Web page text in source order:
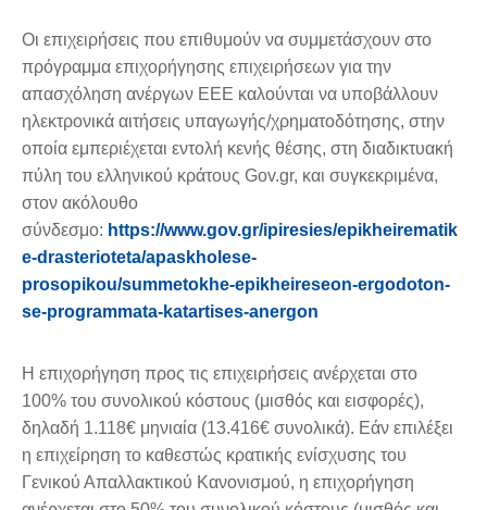
Οι επιχειρήσεις που επιθυμούν να συμμετάσχουν στο
πρόγραμμα επιχορήγησης επιχειρήσεων για την
απασχόληση ανέργων ΕΕΕ καλούνται να υποβάλλουν
ηλεκτρονικά αιτήσεις υπαγωγής/χρηματοδότησης, στην
οποία εμπεριέχεται εντολή κενής θέσης, στη διαδικτυακή
πύλη του ελληνικού κράτους Gov.gr, και συγκεκριμένα,
στον ακόλουθο
σύνδεσμο: https://www.gov.gr/ipiresies/epikheirematik
e-drasterioteta/apaskholese-
prosopikou/summetokhe-epikheireseon-ergodoton-
se-programmata-katartises-anergon
Η επιχορήγηση προς τις επιχειρήσεις ανέρχεται στο
100% του συνολικού κόστους (μισθός και εισφορές),
δηλαδή 1.118€ μηνιαία (13.416€ συνολικά). Εάν επιλέξει
η επιχείρηση το καθεστώς κρατικής ενίσχυσης του
Γενικού Απαλλακτικού Κανονισμού, η επιχορήγηση